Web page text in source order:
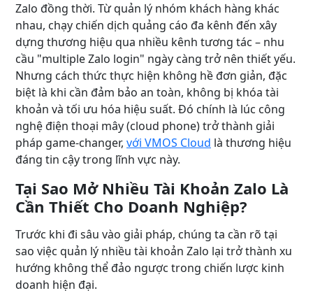
Zalo đồng thời. Từ quản lý nhóm khách hàng khác
nhau, chạy chiến dịch quảng cáo đa kênh đến xây
dựng thương hiệu qua nhiều kênh tương tác – nhu
cầu "multiple Zalo login" ngày càng trở nên thiết yếu.
Nhưng cách thức thực hiện không hề đơn giản, đặc
biệt là khi cần đảm bảo an toàn, không bị khóa tài
khoản và tối ưu hóa hiệu suất. Đó chính là lúc công
nghệ điện thoại mây (cloud phone) trở thành giải
pháp game-changer, với VMOS Cloud là thương hiệu
đáng tin cậy trong lĩnh vực này.
Tại Sao Mở Nhiều Tài Khoản Zalo Là
Cần Thiết Cho Doanh Nghiệp?
Trước khi đi sâu vào giải pháp, chúng ta cần rõ tại
sao việc quản lý nhiều tài khoản Zalo lại trở thành xu
hướng không thể đảo ngược trong chiến lược kinh
doanh hiện đại.